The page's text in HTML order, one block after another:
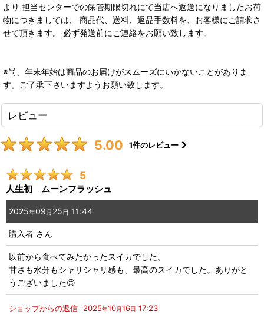
より 担当センターでの保管期限切れにて当店へ返送になりましたお荷
物につきましては、 商品代、送料、返品手数料を、お客様にご請求さ
せて頂きます。 必ず発送前にご連絡をお願い致します。
※尚、年末年始は商品のお届けがスムーズにいかないことがありま
す。ご了承下さいますようお願い致します。
レビュー
5.00 1件のレビュー
5
人生初 ムーンフラッシュ
2025年09 月 25 日 11:44
購入者 さん
以前から食べてみたかったスイカでした。
甘さも水分もシャリシャリ感も、最高のスイカでした。ありがと
うございました😊
ショップからの返信 2025年10月16日 17:23